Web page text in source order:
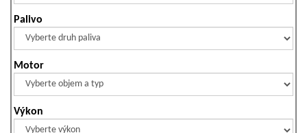
Palivo
Motor
Výkon